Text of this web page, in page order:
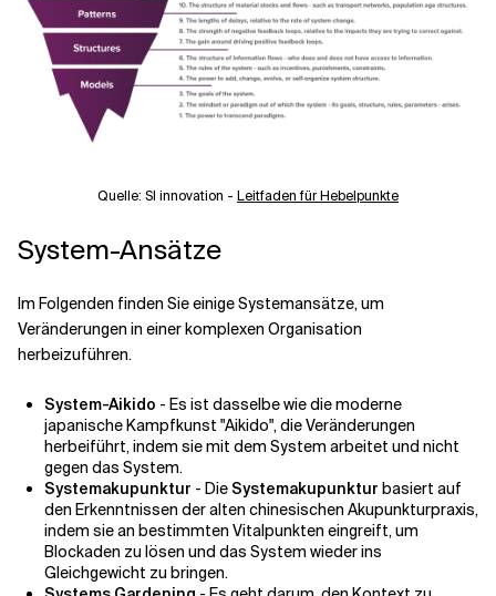
Quelle: SI innovation - Leitfaden für Hebelpunkte
System-Ansätze
Im Folgenden finden Sie einige Systemansätze, um
Veränderungen in einer komplexen Organisation
herbeizuführen.
System-Aikido - Es ist dasselbe wie die moderne
japanische Kampfkunst "Aikido", die Veränderungen
herbeiführt, indem sie mit dem System arbeitet und nicht
gegen das System.
Systemakupunktur - DieSystemakupunktur basiert auf
den Erkenntnissen der alten chinesischen Akupunkturpraxis,
indem sie an bestimmten Vitalpunkten eingreift, um
Blockaden zu lösen und das System wieder ins
Gleichgewicht zu bringen.